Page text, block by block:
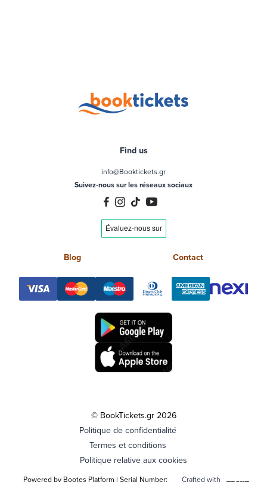
Find us
info@Booktickets.gr
Suivez-nous sur les réseaux sociaux
Blog Contact
© BookTickets.gr 2026
Politique de confidentialité
Termes et conditions
Politique relative aux cookies
Powered by Bootes Platform | Serial Number: Crafted with